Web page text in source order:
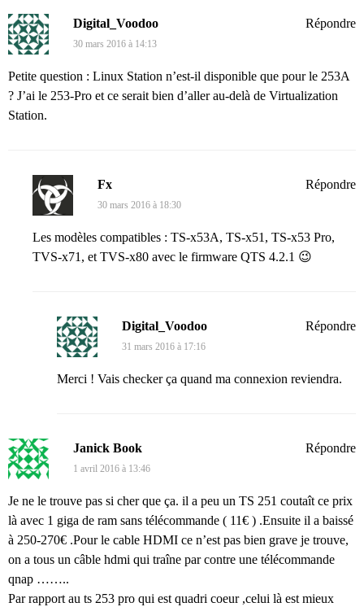
Digital_Voodoo
30 mars 2016 à 14:13
Petite question : Linux Station n’est-il disponible que pour le 253A
? J’ai le 253-Pro et ce serait bien d’aller au-delà de Virtualization
Station.
Répondre
Fx
30 mars 2016 à 18:30
Les modèles compatibles : TS-x53A, TS-x51, TS-x53 Pro,
TVS-x71, et TVS-x80 avec le firmware QTS 4.2.1 😉
Répondre
Digital_Voodoo
31 mars 2016 à 17:16
Merci ! Vais checker ça quand ma connexion reviendra.
Répondre
Janick Book
1 avril 2016 à 13:46
Je ne le trouve pas si cher que ça. il a peu un TS 251 coutaît ce prix
là avec 1 giga de ram sans télécommande ( 11€ ) .Ensuite il a baissé
à 250-270€ .Pour le cable HDMI ce n’est pas bien grave je trouve,
on a tous un câble hdmi qui traîne par contre une télécommande
qnap ……..
Par rapport au ts 253 pro qui est quadri coeur ,celui là est mieux
Répondre